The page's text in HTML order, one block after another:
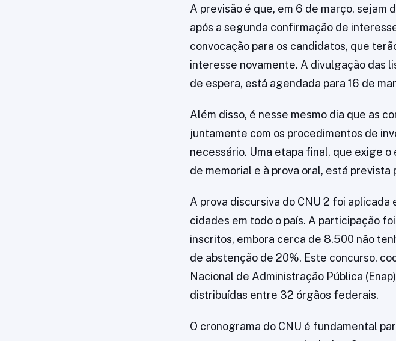
A previsão é que, em 6 de março,
após a segunda confirmação de
convocação para os candidatos, que
interesse novamente. A divulgação das
de espera, está agendada para 16 de
Além disso, é nesse mesmo dia que as
juntamente com os procedimentos de
necessário. Uma etapa final, que exige
de memorial e à prova oral, está
A prova discursiva do CNU 2 foi
cidades em todo o país. A participação
inscritos, embora cerca de 8.500 não
de abstenção de 20%. Este concurso,
Nacional de Administração Pública
distribuídas entre 32 órgãos federais.
O cronograma do CNU é fundamental